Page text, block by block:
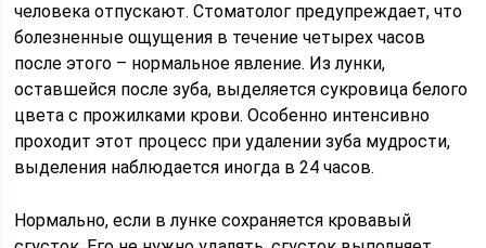
человека отпускают. Стоматолог предупреждает, что
болезненные ощущения в течение четырех часов
после этого – нормальное явление. Из лунки,
оставшейся после зуба, выделяется сукровица белого
цвета с прожилками крови. Особенно интенсивно
проходит этот процесс при удалении зуба мудрости,
выделения наблюдается иногда в 24 часов.
Нормально, если в лунке сохраняется кровавый